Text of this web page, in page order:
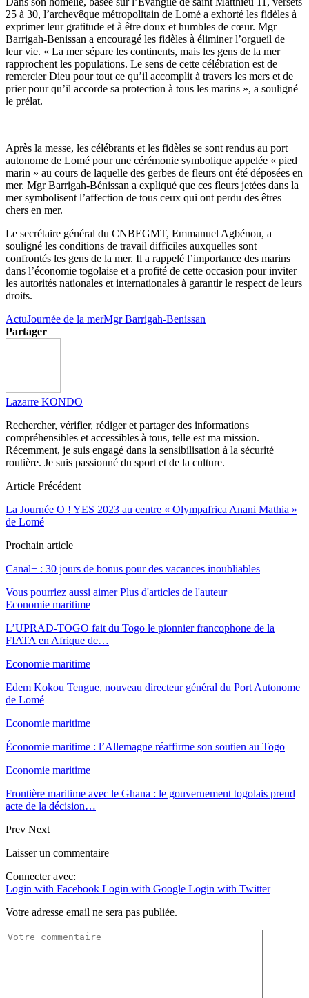
25 à 30, l’archevêque métropolitain de Lomé a exhorté les fidèles à
exprimer leur gratitude et à être doux et humbles de cœur. Mgr
Barrigah-Benissan a encouragé les fidèles à éliminer l’orgueil de
leur vie. « La mer sépare les continents, mais les gens de la mer
rapprochent les populations. Le sens de cette célébration est de
remercier Dieu pour tout ce qu’il accomplit à travers les mers et de
prier pour qu’il accorde sa protection à tous les marins », a souligné
le prélat.
Après la messe, les célébrants et les fidèles se sont rendus au port
autonome de Lomé pour une cérémonie symbolique appelée « pied
marin » au cours de laquelle des gerbes de fleurs ont été déposées en
mer. Mgr Barrigah-Bénissan a expliqué que ces fleurs jetées dans la
mer symbolisent l’affection de tous ceux qui ont perdu des êtres
chers en mer.
Le secrétaire général du CNBEGMT, Emmanuel Agbénou, a
souligné les conditions de travail difficiles auxquelles sont
confrontés les gens de la mer. Il a rappelé l’importance des marins
dans l’économie togolaise et a profité de cette occasion pour inviter
les autorités nationales et internationales à garantir le respect de leurs
droits.
ActuJournée de la merMgr Barrigah-Benissan
Partager
Lazarre KONDO
Rechercher, vérifier, rédiger et partager des informations
compréhensibles et accessibles à tous, telle est ma mission.
Récemment, je suis engagé dans la sensibilisation à la sécurité
routière. Je suis passionné du sport et de la culture.
Article Précédent
La Journée O ! YES 2023 au centre « Olympafrica Anani Mathia »
de Lomé
Prochain article
Canal+ : 30 jours de bonus pour des vacances inoubliables
Vous pourriez aussi aimer Plus d'articles de l'auteur
Economie maritime
L’UPRAD-TOGO fait du Togo le pionnier francophone de la
FIATA en Afrique de…
Economie maritime
Edem Kokou Tengue, nouveau directeur général du Port Autonome
de Lomé
Economie maritime
Économie maritime : l’Allemagne réaffirme son soutien au Togo
Economie maritime
Frontière maritime avec le Ghana : le gouvernement togolais prend
acte de la décision…
Prev Next
Laisser un commentaire
Connecter avec:
Login with Facebook Login with Google Login with Twitter
Votre adresse email ne sera pas publiée.